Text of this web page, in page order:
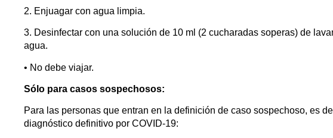
2. Enjuagar con agua limpia.
3. Desinfectar con una solución de 10 ml (2 cucharadas soperas) de
agua.
• No debe viajar.
Sólo para casos sospechosos:
Para las personas que entran en la definición de caso sospechoso, es
diagnóstico definitivo por COVID-19: